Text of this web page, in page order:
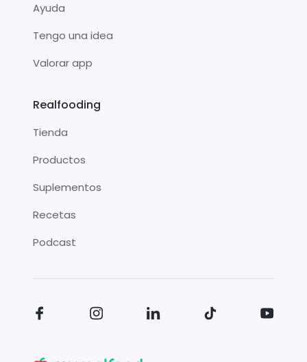
Ayuda
Tengo una idea
Valorar app
Realfooding
Tienda
Productos
Suplementos
Recetas
Podcast